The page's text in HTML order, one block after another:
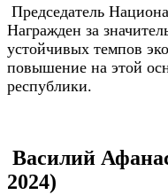
Председатель
Награжден за
устойчивых темпов
повышение на этой
республики.
Василий
2024)